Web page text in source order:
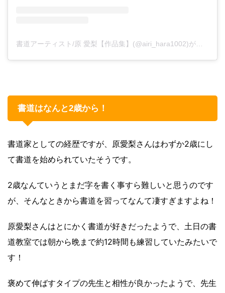
書道アーティスト/原 愛梨【作品集】(@airi_hara1002)がシェアした投稿
書道はなんと2歳から！
書道家としての経歴ですが、原愛梨さんはわずか2歳にし
て書道を始められていたそうです。
2歳なんていうとまだ字を書く事すら難しいと思うのです
が、そんなときから書道を習ってなんて凄すぎますよね！
原愛梨さんはとにかく書道が好きだったようで、土日の書
道教室では朝から晩まで約12時間も練習していたみたいで
す！
褒めて伸ばすタイプの先生と相性が良かったようで、先生